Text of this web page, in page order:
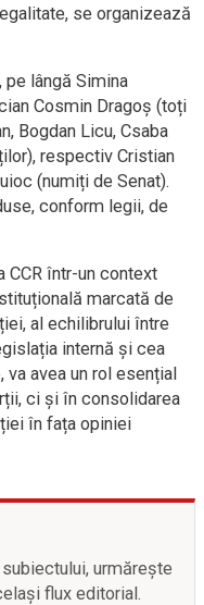
se organizează
pe lângă Simina
Cosmin Dragoș (toți
Bogdan Licu, Csaba
respectiv Cristian
(numiți de Senat).
conform legii, de
CCR într-un context
marcată de
al echilibrului între
internă și cea
avea un rol esențial
ci și în consolidarea
în fața opiniei
urmărește
flux editorial.